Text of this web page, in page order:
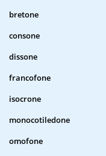
bretone
consone
dissone
francofone
isocrone
monocotiledone
omofone